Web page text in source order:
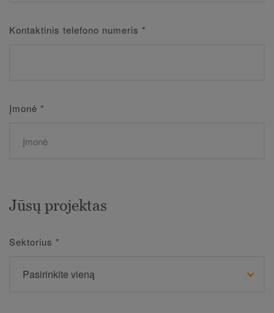
Kontaktinis telefono numeris *
Įmonė *
Jūsų projektas
Sektorius *